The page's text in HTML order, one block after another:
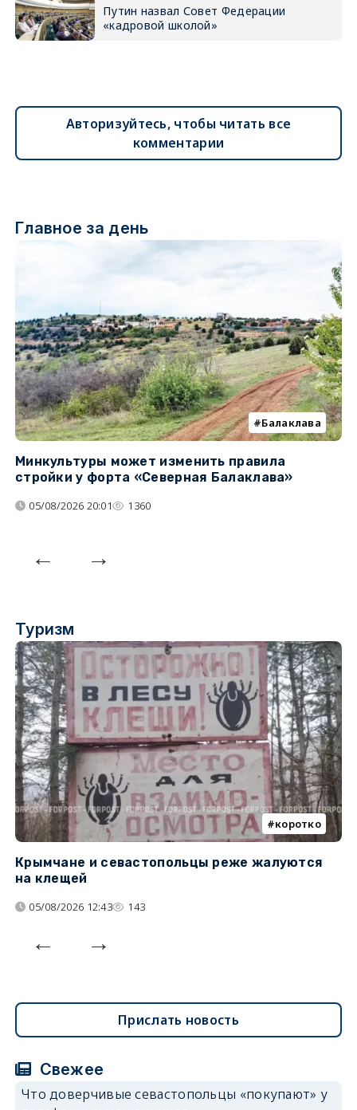
Путин назвал Совет Федерации
«кадровой школой»
Авторизуйтесь, чтобы читать все
комментарии
Главное за день
Балаклава
Минкультуры может изменить правила
стройки у форта «Северная Балаклава»
05/08/2026 20:01 1360
Туризм
коротко
Крымчане и севастопольцы реже жалуются
на клещей
05/08/2026 12:43 143
Прислать новость
Свежее
Что доверчивые севастопольцы «покупают» у